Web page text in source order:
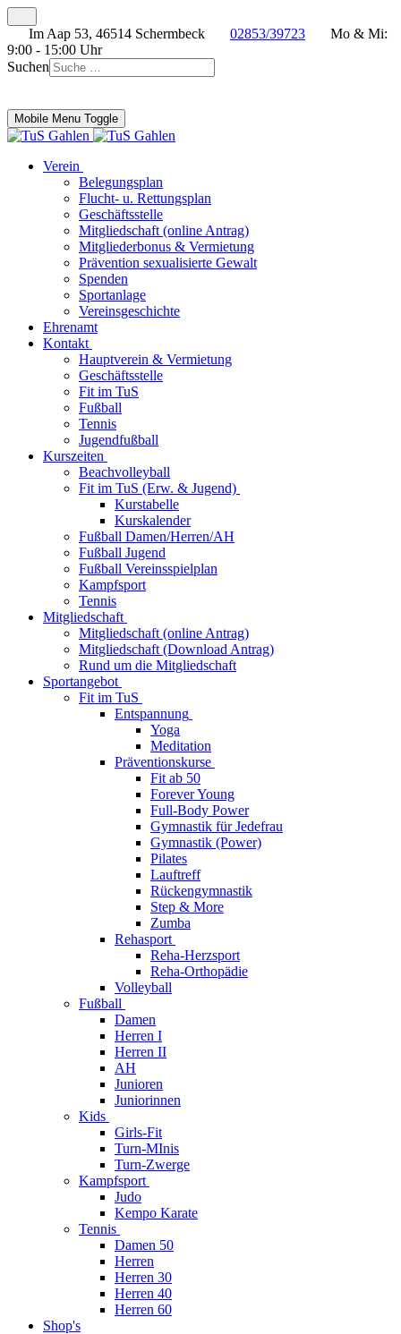
Im Aap 53, 46514 Schermbeck 02853/39723
Mo & Mi:
9:00 - 15:00 Uhr
Suchen
Mobile Menu Toggle
Verein
Belegungsplan
Flucht- u. Rettungsplan
Geschäftsstelle
Mitgliedschaft (online Antrag)
Mitgliederbonus & Vermietung
Prävention sexualisierte Gewalt
Spenden
Sportanlage
Vereinsgeschichte
Ehrenamt
Kontakt
Hauptverein & Vermietung
Geschäftsstelle
Fit im TuS
Fußball
Tennis
Jugendfußball
Kurszeiten
Beachvolleyball
Fit im TuS (Erw. & Jugend)
Kurstabelle
Kurskalender
Fußball Damen/Herren/AH
Fußball Jugend
Fußball Vereinsspielplan
Kampfsport
Tennis
Mitgliedschaft
Mitgliedschaft (online Antrag)
Mitgliedschaft (Download Antrag)
Rund um die Mitgliedschaft
Sportangebot
Fit im TuS
Entspannung
Yoga
Meditation
Präventionskurse
Fit ab 50
Forever Young
Full-Body Power
Gymnastik für Jedefrau
Gymnastik (Power)
Pilates
Lauftreff
Rückengymnastik
Step & More
Zumba
Rehasport
Reha-Herzsport
Reha-Orthopädie
Volleyball
Fußball
Damen
Herren I
Herren II
AH
Junioren
Juniorinnen
Kids
Girls-Fit
Turn-MInis
Turn-Zwerge
Kampfsport
Judo
Kempo Karate
Tennis
Damen 50
Herren
Herren 30
Herren 40
Herren 60
Shop's